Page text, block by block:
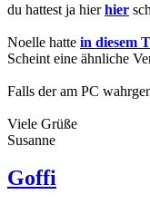
du hattest ja hierhier
Noelle hatte in diesem
Scheint eine ähnliche
Falls der am PC
Viele Grüße
Susanne
Goffi